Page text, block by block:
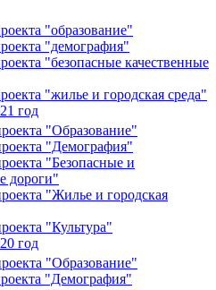
"образование"
"демография"
"безопасные качественные
"жилье и городская среда"
год
"Образование"
"Демография"
"Безопасные и
дороги"
"Жилье и городская
"Культура"
год
"Образование"
"Демография"